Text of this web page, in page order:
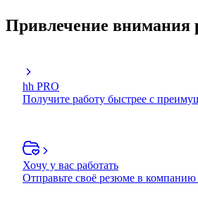
Привлечение внимания
hh PRO
Получите работу быстрее с
Хочу у вас работать
Отправьте своё резюме в